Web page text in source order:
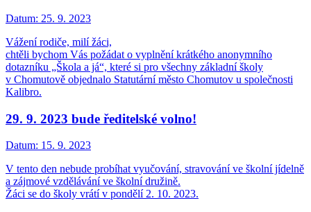
Datum: 25. 9. 2023
Vážení rodiče, milí žáci,
chtěli bychom Vás požádat o vyplnění krátkého anonymního
dotazníku „Škola a já“, které si pro všechny základní školy
v Chomutově objednalo Statutární město Chomutov u společnosti
Kalibro.
29. 9. 2023 bude ředitelské volno!
Datum: 15. 9. 2023
V tento den nebude probíhat vyučování, stravování ve školní jídelně
a zájmové vzdělávání ve školní družině.
Žáci se do školy vrátí v pondělí 2. 10. 2023.